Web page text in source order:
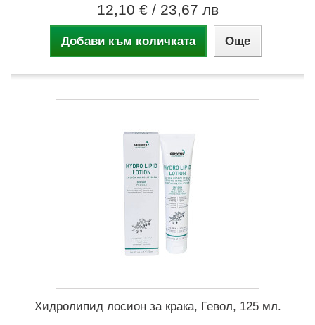
12,10 € / 23,67 лв
Добави към количката Още
Хидролипид лосион за крака, Гевол, 125 мл.